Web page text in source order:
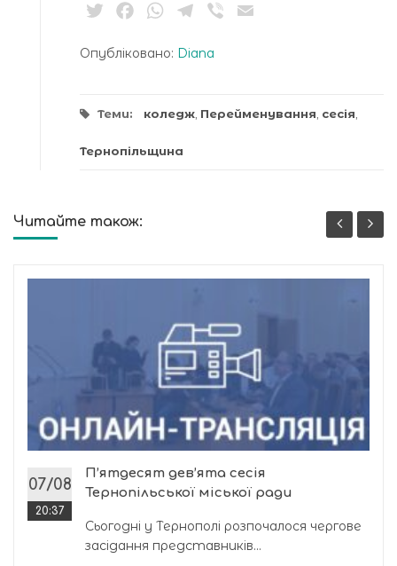
TwitterFacebookWhatsApp
Telegram
Viber
Опубліковано: Diana
Теми: коледж Перейменування сесія
Тернопільщина
Читайте також:
07/08
20:37
П’ятдесят дев’ята сесія
Тернопільської міської ради
Сьогодні у Тернополі розпочалося чергове
засідання представників...